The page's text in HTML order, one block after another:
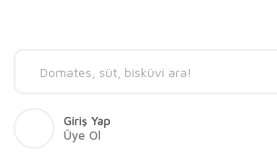
Giriş Yap
Üye Ol